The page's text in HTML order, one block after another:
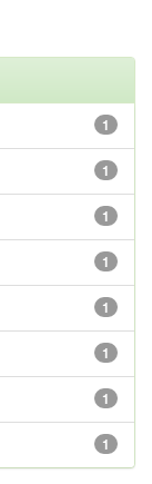
1
1
1
1
1
1
1
1